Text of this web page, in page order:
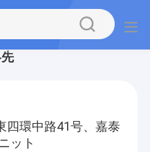
四環中路41号、嘉泰
ット